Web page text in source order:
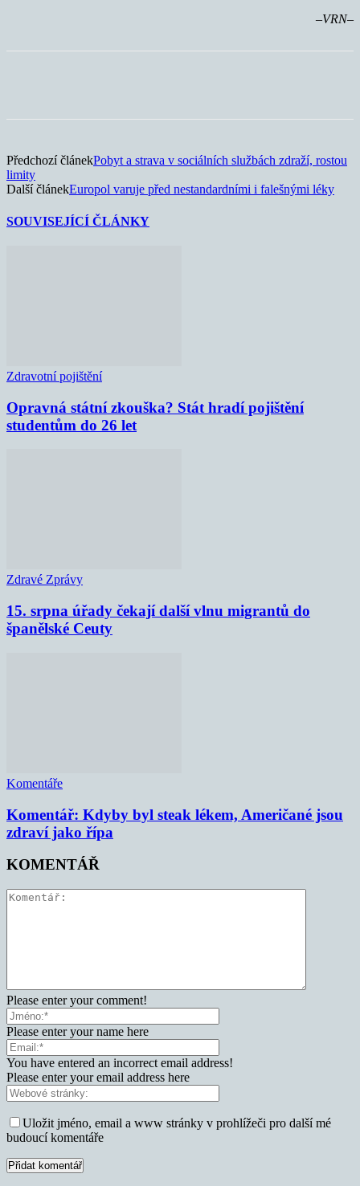
–VRN–
Předchozí článekPobyt a strava v sociálních službách zdraží, rostou
limity
Další článekEuropol varuje před nestandardními i falešnými léky
SOUVISEJÍCÍ ČLÁNKY
Zdravotní pojištění
Opravná státní zkouška? Stát hradí pojištění
studentům do 26 let
Zdravé Zprávy
15. srpna úřady čekají další vlnu migrantů do
španělské Ceuty
Komentáře
Komentář: Kdyby byl steak lékem, Američané jsou
zdraví jako řípa
KOMENTÁŘ
Please enter your comment!
Please enter your name here
You have entered an incorrect email address!
Please enter your email address here
Uložit jméno, email a www stránky v prohlížeči pro další mé
budoucí komentáře